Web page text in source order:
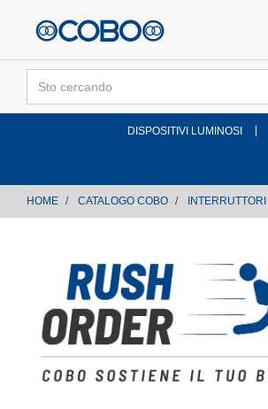
DISPOSITIVI LUMINOSI
HOME CATALOGO COBO INTERRUTTORI